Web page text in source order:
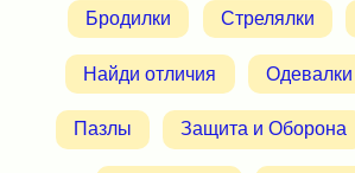
Бродилки Стрелялки
Найди отличия
Пазлы Защита и Оборона